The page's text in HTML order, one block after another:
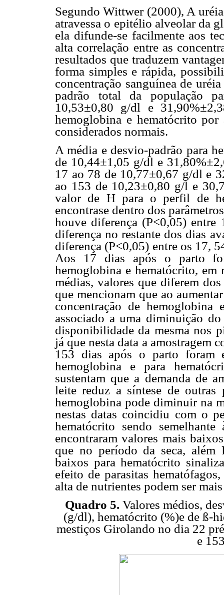
Segundo Wittwer (2000), A
atravessa o epitélio alveolar da
ela difunde-se facilmente aos
alta correlação entre as
resultados que traduzem
forma simples e rápida,
concentração sanguínea de
padrão total da população
10,53±0,80 g/dl e
hemoglobina e hematócrito por
considerados normais.
A média e desvio-padrão para
de 10,44±1,05 g/dl e
17 ao 78 de 10,77±0,67 g/dl e
ao 153 de 10,23±0,80 g/l e
valor de H para o perfil de
encontrase dentro dos
houve diferença (P<0,05)
diferença no restante dos dias
diferença (P<0,05) entre os 17,
Aos 17 dias após o parto
hemoglobina e hematócrito, em
médias, valores que diferem
que mencionam que ao
concentração de
associado a uma diminuição
disponibilidade da mesma nos
já que nesta data a amostragem
153 dias após o parto foram
hemoglobina e para
sustentam que a demanda de
leite reduz a síntese de outras
hemoglobina pode diminuir na
nestas datas coincidiu com o
hematócrito sendo
encontraram valores mais
que no período da seca, além
baixos para hematócrito
efeito de parasitas
alta de nutrientes podem ser
Quadro 5. Valores médios,
(g/dl), hematócrito (%)e de ß-
mestiços Girolando no dia 22
e